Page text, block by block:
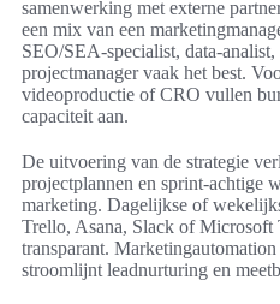
samenwerking met externe
een mix van een
SEO/SEA‑specialist,
projectmanager vaak het best.
videoproductie of CRO vullen
capaciteit aan.
De uitvoering van de strategie
projectplannen en sprint‑achtige
marketing. Dagelijkse of
Trello, Asana, Slack of Microsoft
transparant.
stroomlijnt leadnurturing en